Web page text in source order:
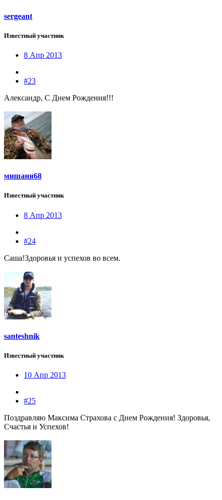
sergeant
Известный участник
8 Апр 2013
#23
Александр, С Днем Рождения!!!
мишаня68
Известный участник
8 Апр 2013
#24
Саша!Здоровья и успехов во всем.
santeshnik
Известный участник
10 Апр 2013
#25
Поздравляю Максима Страхова с Днем Рождения! Здоровья,
Счастья и Успехов!